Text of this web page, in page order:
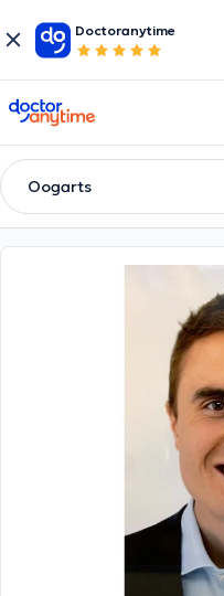
Doctoranytime
doctoranytime
Oogarts